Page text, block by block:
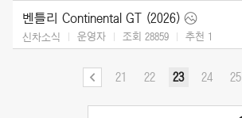
벤틀리 Continental GT (2026)
신차소식 운영자 조회 28859 추천 1
21 22 23 24 25